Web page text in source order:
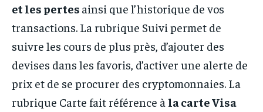
et les pertes ainsi que l’historique de vos
transactions. La rubrique Suivi permet de
suivre les cours de plus près, d’ajouter des
devises dans les favoris, d’activer une alerte de
prix et de se procurer des cryptomonnaies. La
rubrique Carte fait référence à la carte Visa